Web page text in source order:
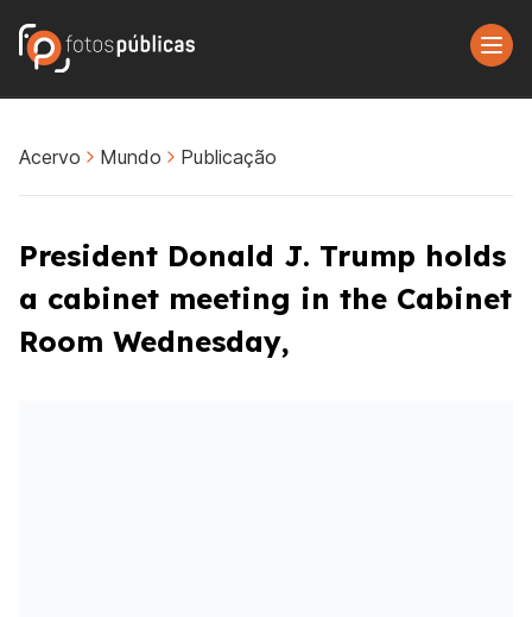
Acervo Mundo Publicação
President Donald J. Trump holds
a cabinet meeting in the Cabinet
Room Wednesday,